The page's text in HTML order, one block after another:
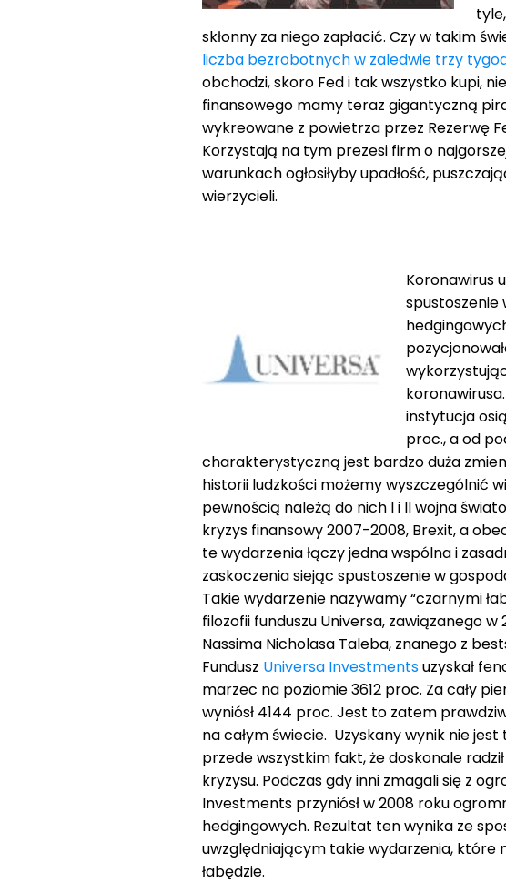
skłonny za niego zapłacić. Czy w takim
liczba bezrobotnych w zaledwie trzy
obchodzi, skoro Fed i tak wszystko kupi,
finansowego mamy teraz gigantyczną
wykreowane z powietrza przez Rezerwę
Korzystają na tym prezesi firm o
warunkach ogłosiłyby upadłość,
wierzycieli.
Koronawirus
spustoszenie
instytucja
proc., a od
charakterystyczną jest bardzo duża
historii ludzkości możemy wyszczególnić
pewnością należą do nich I i II wojna
kryzys finansowy 2007-2008, Brexit, a
te wydarzenia łączy jedna wspólna i
zaskoczenia siejąc spustoszenie w
Takie wydarzenie nazywamy “czarnymi
filozofii funduszu Universa, zawiązanego
Nassima Nicholasa Taleba, znanego z
Fundusz Universa Investmentsuzyskał
marzec na poziomie 3612 proc. Za cały
wyniósł 4144 proc. Jest to zatem
na całym świecie. Uzyskany wynik nie
przede wszystkim fakt, że doskonale
kryzysu. Podczas gdy inni zmagali się z
Investments przyniósł w 2008 roku
hedgingowych. Rezultat ten wynika ze
uwzględniającym takie wydarzenia, które
łabędzie.